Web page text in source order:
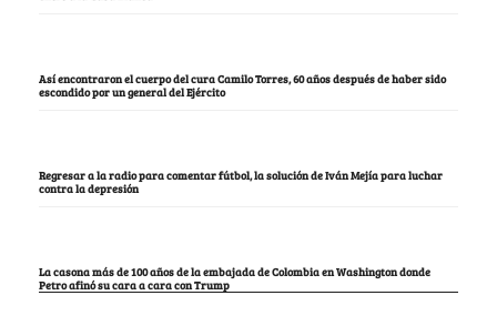
Así encontraron el cuerpo del cura Camilo Torres, 60 años después de haber sido
escondido por un general del Ejército
Regresar a la radio para comentar fútbol, la solución de Iván Mejía para luchar
contra la depresión
La casona más de 100 años de la embajada de Colombia en Washington donde
Petro afinó su cara a cara con Trump